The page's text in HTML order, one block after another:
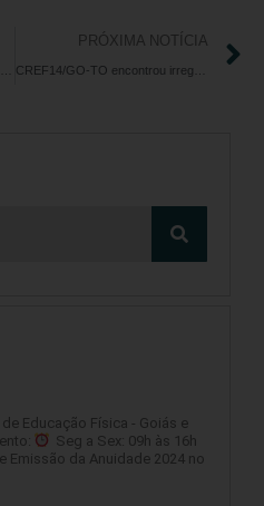
PRÓXIMA NOTÍCIA
Educação Física - Goiás e
Seg a Sex: 09h às 16h
Emissão da Anuidade 2024 no